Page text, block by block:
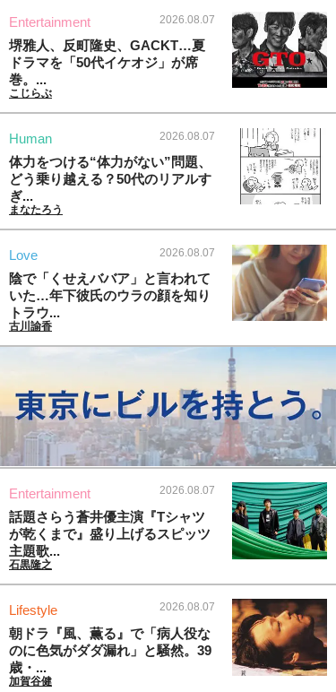
Entertainment 2026.08.07
堺雅人、反町隆史、GACKT…夏
ドラマを「50代イケオジ」が席
巻。...
こじらぶ
Human 2026.08.07
体力をつける“体力がない”問題、
どう乗り越える？50代のリアルす
ぎ...
まなたろう
Love 2026.08.07
陰で「くせえババア」と言われて
いた…年下彼氏のウラの顔を知り
トラウ...
古川諭香
Entertainment 2026.08.07
話題さらう蒼井優主演『Tシャツ
が乾くまで』盛り上げるスピッツ
主題歌...
石黒隆之
Lifestyle 2026.08.07
朝ドラ『風、薫る』で「病人役な
のに色気がダダ漏れ」と騒然。39
歳・...
加賀谷健